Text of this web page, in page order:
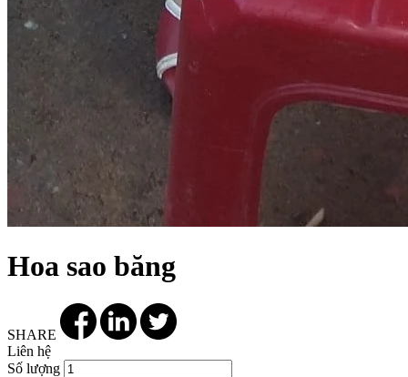
Hoa sao băng
SHARE
Liên hệ
Số lượng